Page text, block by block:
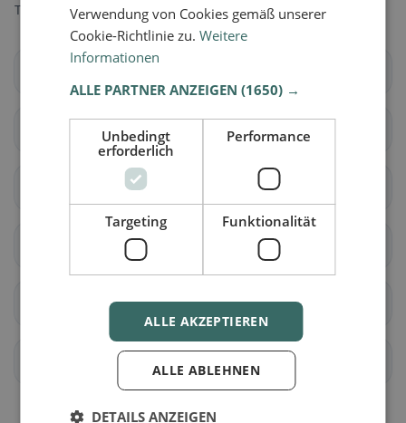
Trova il luogo giusto per la tua ricerca di ristoranti.
Hofheim am Taunus Eschborn
Kelkheim (Taunus) Hattersheim am Main
Bad Soden am Taunus Eppstein
Schwalbach am Taunus Kriftel
Liederbach am Taunus Sulzbach (Taunus)
Verwendung von Cookies gemäß unserer
Cookie-Richtlinie zu.Weitere
Informationen
ALLE PARTNER ANZEIGEN(1650) →
Unbedingt
erforderlich
Performance
Targeting Funktionalität
ALLE AKZEPTIEREN
ALLE ABLEHNEN
DETAILS ANZEIGEN